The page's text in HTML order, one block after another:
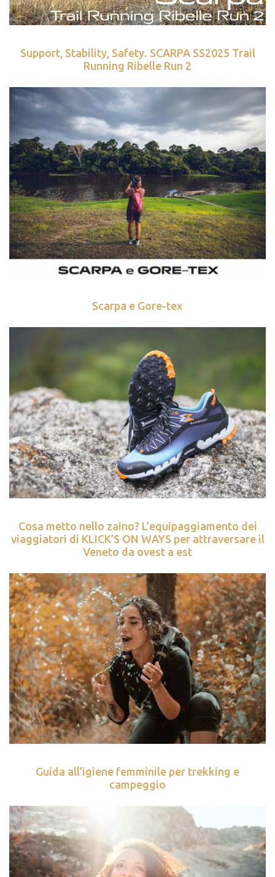
Support, Stability, Safety. SCARPA SS2025 Trail
Running Ribelle Run 2
Scarpa e Gore-tex
Cosa metto nello zaino? L’equipaggiamento dei
viaggiatori di KLICK’S ON WAYS per attraversare il
Veneto da ovest a est
Guida all’igiene femminile per trekking e
campeggio